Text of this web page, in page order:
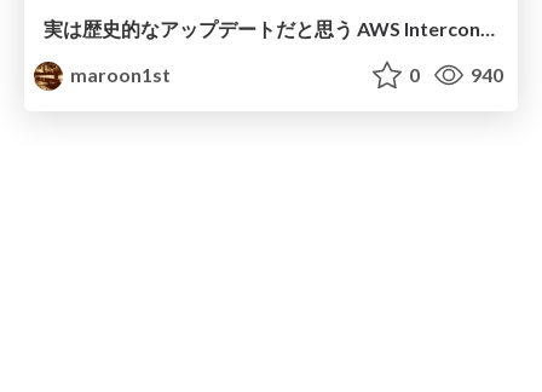
maroon1st
0 940